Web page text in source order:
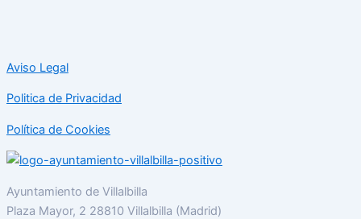
Aviso Legal
Politica de Privacidad
Política de Cookies
Ayuntamiento de Villalbilla
Plaza Mayor, 2 28810 Villalbilla (Madrid)